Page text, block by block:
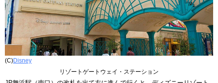
(C)Disney
リゾートゲートウェイ・ステーション